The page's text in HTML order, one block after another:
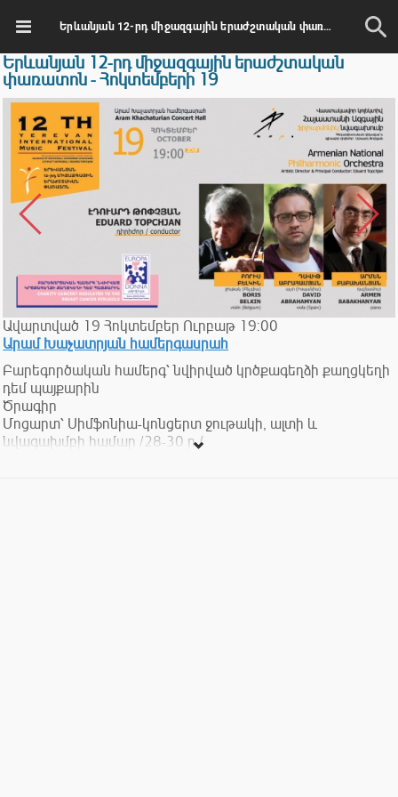
Երևանյան 12-րդ միջազգային երաժշտական փառատոն - Հոկտեմբերի 19
Երևանյան 12-րդ միջազգային երաժշտական
փառատոն - Հոկտեմբերի 19
Ավարտված 19 Հոկտեմբեր Ուրբաթ 19:00
Արամ Խաչատրյան համերգասրահ
Բարեգործական համերգ՝ նվիրված կրծքագեղձի քաղցկեղի
դեմ պայքարին
Ծրագիր
Մոցարտ՝ Սիմֆոնիա-կոնցերտ ջութակի, ալտի և
նվագախմբի համար /28-30 ր./